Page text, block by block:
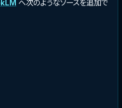
へ次のようなソースを追加で